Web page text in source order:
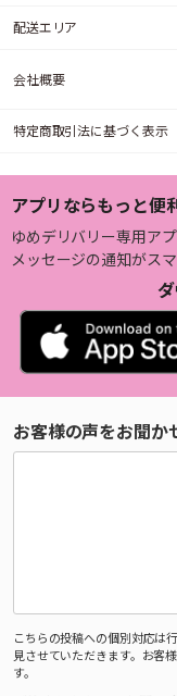
配送エリア
会社概要
特定商取引法に基づく表示
アプリならもっと便
ゆめデリバリー専用アプ
メッセージの通知がス
お客様の声をお聞か
こちらの投稿への個別対応は
見させていただきます。お客
す。